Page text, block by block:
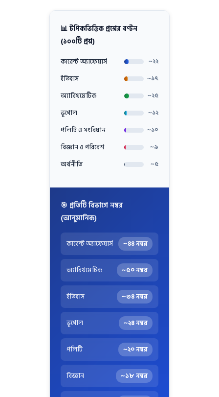
📊 টপিকভিত্তিক প্রশ্নের বণ্টন
(১০০টি প্রশ্ন)
কারেন্ট অ্যাফেয়ার্স ~২২
ইতিহাস ~১৭
অ্যারিথমেটিক ~২৫
ভূগোল ~১২
পলিটি ও সংবিধান ~১০
বিজ্ঞান ও পরিবেশ ~৯
অর্থনীতি ~৫
🎯 প্রতিটি বিভাগে নম্বর
(আনুমানিক)
কারেন্ট অ্যাফেয়ার্স ~৪৪ নম্বর
অ্যারিথমেটিক ~৫০ নম্বর
ইতিহাস ~৩৪ নম্বর
ভূগোল ~২৪ নম্বর
পলিটি ~২০ নম্বর
বিজ্ঞান ~১৮ নম্বর